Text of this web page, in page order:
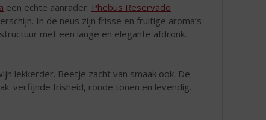
een echte aanrader. Phebus Reservado
In de neus zijn frisse en fruitige aroma’s
met een lange en elegante afdronk.
lekkerder. Beetje zacht van smaak ook. De
verfijnde frisheid, ronde tonen en levendig.